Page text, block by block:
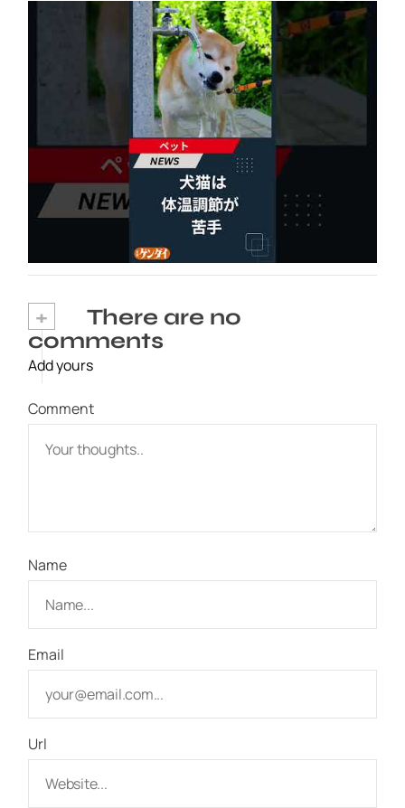
犬猫は体温調節が苦手、しかも夏バテは胃腸に
出る…そんなときの対処法とは？ #犬 #猫 #ペ
ット #飼い猫 #飼い犬 #熱中症 #日刊ゲンダイ
+
There are no
comments
Add yours
Comment
Name
Email
Url